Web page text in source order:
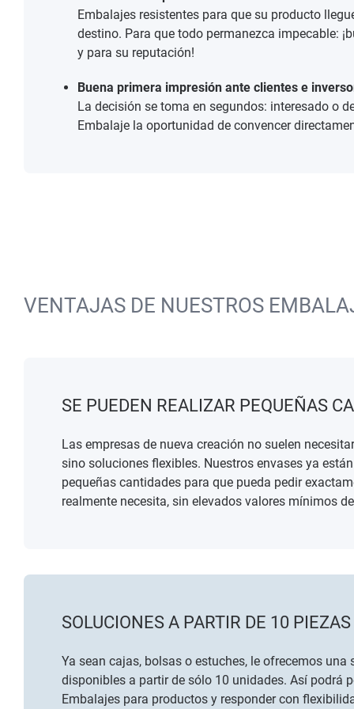
Embalajes resistentes para que su producto
destino. Para que todo permanezca impecable:
y para su reputación!
Buena primera impresión ante clientes e
La decisión se toma en segundos: interesado o
Embalaje la oportunidad de convencer
VENTAJAS DE NUESTROS
SE PUEDEN REALIZAR PEQUEÑAS
Las empresas de nueva creación no suelen
sino soluciones flexibles. Nuestros envases ya
pequeñas cantidades para que pueda pedir
realmente necesita, sin elevados valores mínimos
SOLUCIONES A PARTIR DE 10 PIEZAS
Ya sean cajas, bolsas o estuches, le ofrecemos una
disponibles a partir de sólo 10 unidades. Así podrá
Embalajes para productos y responder con